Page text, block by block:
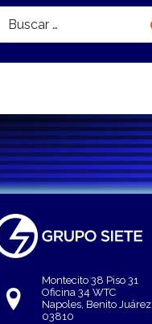
Buscar:
Montecito 38 Piso 31
Oficina 34 WTC
Napoles, Benito Juárez
03810